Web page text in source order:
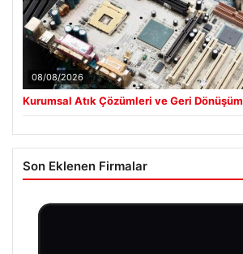
08/08/2026
Kurumsal Atık Çözümleri ve Geri Dönüşüm
Son Eklenen Firmalar